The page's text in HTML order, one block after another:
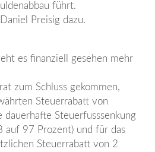
führt.
Preisig dazu.
es finanziell gesehen mehr
zum Schluss gekommen,
Steuerrabatt von
dauerhafte Steuerfusssenkung
auf 97 Prozent) und für das
Steuerrabatt von 2